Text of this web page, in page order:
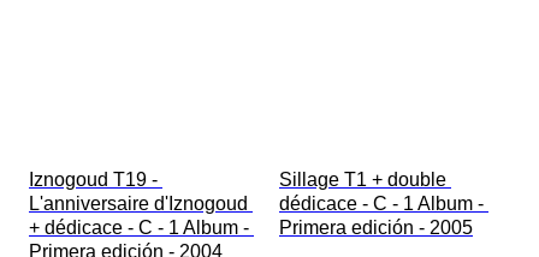
Iznogoud T19 -
L'anniversaire d'Iznogoud
+ dédicace - C - 1 Album -
Primera edición - 2004
Sillage T1 + double
dédicace - C - 1 Album -
Primera edición - 2005